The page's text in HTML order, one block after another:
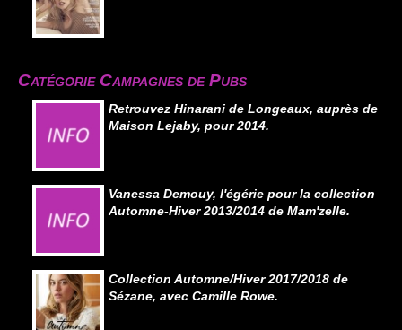
Catégorie Campagnes de Pubs
Retrouvez Hinarani de Longeaux, auprès de
Maison Lejaby, pour 2014.
Vanessa Demouy, l'égérie pour la collection
Automne-Hiver 2013/2014 de Mam'zelle.
Collection Automne/Hiver 2017/2018 de
Sézane, avec Camille Rowe.